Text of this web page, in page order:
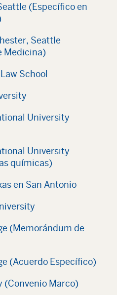
(Específico en
Seattle
Medicina)
School
University
University
químicas)
en San Antonio
(Memorándum de
(Acuerdo Específico)
(Convenio Marco)